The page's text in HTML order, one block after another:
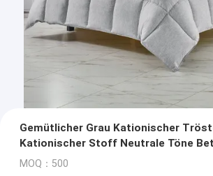
Gemütlicher Grau Kationischer
Kationischer Stoff Neutrale Töne
Wesentliches Grau
MOQ：500